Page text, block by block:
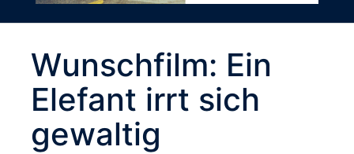
Wunschfilm: Ein
Elefant irrt sich
gewaltig